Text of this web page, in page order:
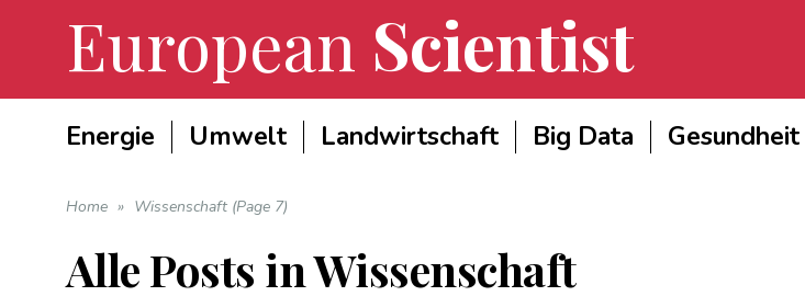
European Scientist
Energie Umwelt Landwirtschaft Big Data Gesundheit
Home » Wissenschaft (Page 7)
Alle Posts inWissenschaft